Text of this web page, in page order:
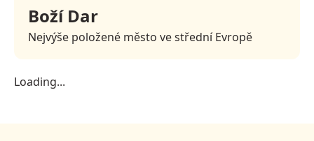
Boží Dar
Nejvýše položené město ve střední Evropě
Loading...